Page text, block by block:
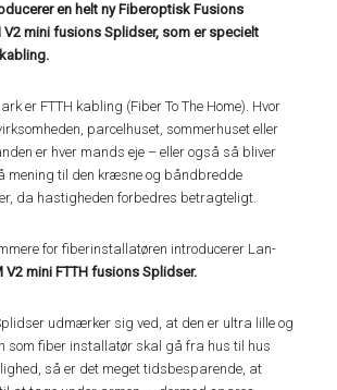
en helt ny Fiberoptisk Fusions
V2 mini fusions Splidser, som er specielt
er FTTH kabling (Fiber To The Home). Hvor
parcelhuset, sommerhuset eller
er hver mands eje – eller også så bliver
mening til den kræsne og båndbredde
da hastigheden forbedres betragteligt.
for fiberinstallatøren introducerer Lan-
V2 mini FTTH fusions Splidser.
udmærker sig ved, at den er ultra lille og
som fiber installatør skal gå fra hus til hus
så er det meget tidsbesparende, at